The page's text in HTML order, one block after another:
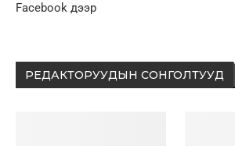
Facebook дээр
РЕДАКТОРУУДЫН СОНГОЛТУУД